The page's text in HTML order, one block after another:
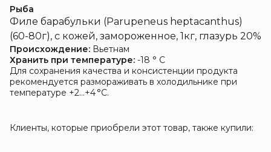
Рыба
Филе барабульки (Parupeneus heptacanthus)
(60-80г), с кожей, замороженное, 1кг, глазурь 20%
Происхождение: Вьетнам
Хранить при температуре: -18 ° C
Для сохранения качества и консистенции продукта
рекомендуется размораживать в холодильнике при
температуре +2…+4 °C.
Клиенты, которые приобрели этот товар, также купили: